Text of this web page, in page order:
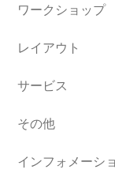
ワークショップ
レイアウト
サービス
その他
インフォメーシ